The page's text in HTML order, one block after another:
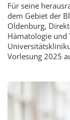
Für seine
dem Gebiet der
Oldenburg,
Hämatologie und
Vorlesung 2025